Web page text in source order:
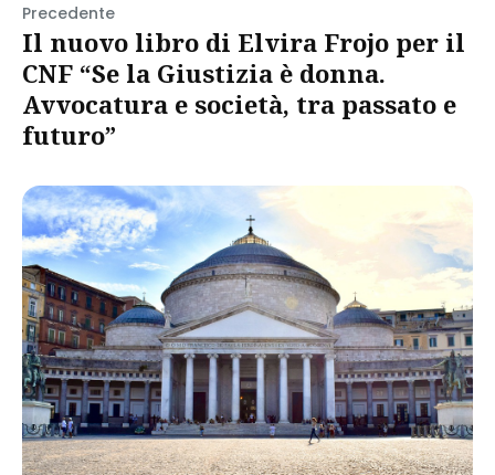
Precedente
Il nuovo libro di Elvira Frojo per il
CNF “Se la Giustizia è donna.
Avvocatura e società, tra passato e
futuro”